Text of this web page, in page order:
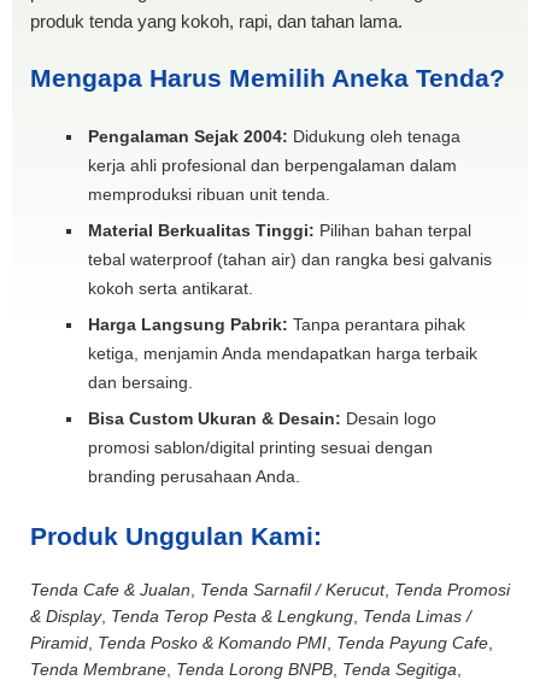
produk tenda yang kokoh, rapi, dan tahan lama.
Mengapa Harus Memilih Aneka Tenda?
Pengalaman Sejak 2004: Didukung oleh tenaga
kerja ahli profesional dan berpengalaman dalam
memproduksi ribuan unit tenda.
Material Berkualitas Tinggi: Pilihan bahan terpal
tebal waterproof (tahan air) dan rangka besi galvanis
kokoh serta antikarat.
Harga Langsung Pabrik: Tanpa perantara pihak
ketiga, menjamin Anda mendapatkan harga terbaik
dan bersaing.
Bisa Custom Ukuran & Desain: Desain logo
promosi sablon/digital printing sesuai dengan
branding perusahaan Anda.
Produk Unggulan Kami:
Tenda Cafe & Jualan Tenda Sarnafil / Kerucut, Tenda Promosi
& Display, Tenda Terop Pesta & Lengkung Tenda Limas /
Piramid Tenda Posko & Komando PMI Tenda Payung Cafe
Tenda Membrane Tenda Lorong BNPB Tenda Segitiga